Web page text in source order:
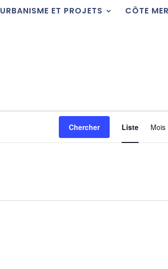
URBANISME ET PROJETS CÔTE MER
Chercher
de
Liste Mois